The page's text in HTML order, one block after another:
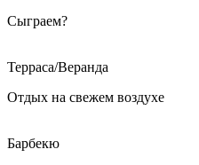
Сыграем?
Терраса/Веранда
Отдых на свежем воздухе
Барбекю